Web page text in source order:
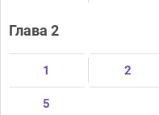
Глава 2
1 2
5